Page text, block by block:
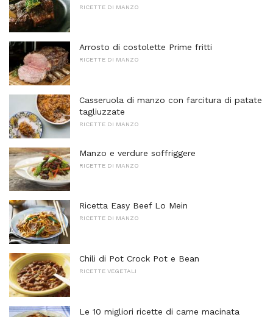
RICETTE DI MANZO
Arrosto di costolette Prime fritti
RICETTE DI MANZO
Casseruola di manzo con farcitura di patate
tagliuzzate
RICETTE DI MANZO
Manzo e verdure soffriggere
RICETTE DI MANZO
Ricetta Easy Beef Lo Mein
RICETTE DI MANZO
Chili di Pot Crock Pot e Bean
RICETTE VEGETALI
Le 10 migliori ricette di carne macinata